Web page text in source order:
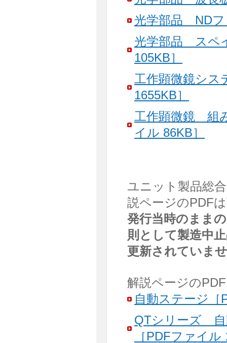
光学部品 NDフ
光学部品 スペ
105KB］
工作顕微鏡シス
1655KB］
工作顕微鏡 組
イル 86KB］
ユニット製品総
説ページのPDF
発行当時のまま
則として製造中
更新されていま
解説ページのPDF
自動ステージ［
QTシリーズ 自
［PDFファイル